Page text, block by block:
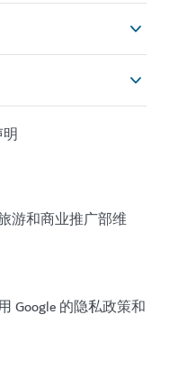
游和商业推广部维
Google 的隐私政策和